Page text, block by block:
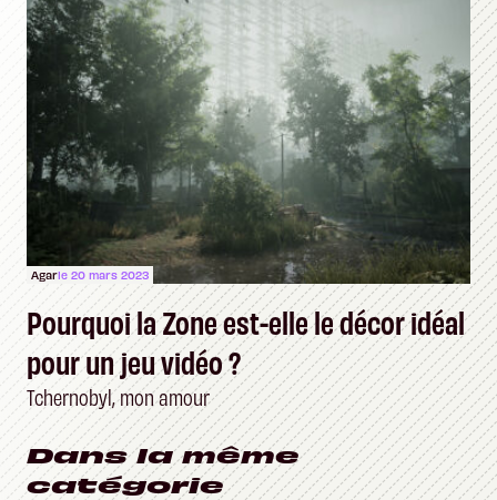
Agarle 20 mars 2023
Pourquoi la Zone est-elle le décor idéal
pour un jeu vidéo ?
Tchernobyl, mon amour
Dans la même
catégorie